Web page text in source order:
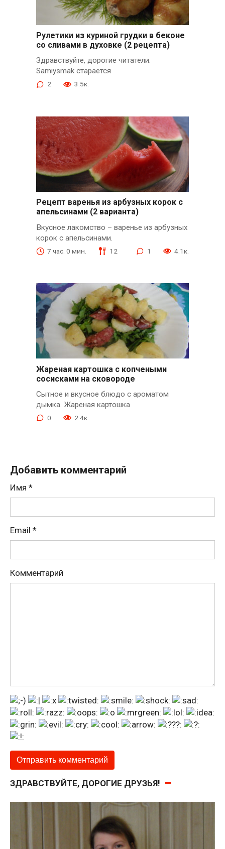
Рулетики из куриной грудки в беконе
со сливами в духовке (2 рецепта)
Здравствуйте, дорогие читатели.
Samiysmak старается
2 3.5к.
Рецепт варенья из арбузных корок с
апельсинами (2 варианта)
Вкусное лакомство – варенье из арбузных
корок с апельсинами.
7 час. 0 мин. 12 1 4.1к.
Жареная картошка с копчеными
сосисками на сковороде
Сытное и вкусное блюдо с ароматом
дымка. Жареная картошка
0 2.4к.
Добавить комментарий
Имя *
Email *
Комментарий
ЗДРАВСТВУЙТЕ, ДОРОГИЕ ДРУЗЬЯ!